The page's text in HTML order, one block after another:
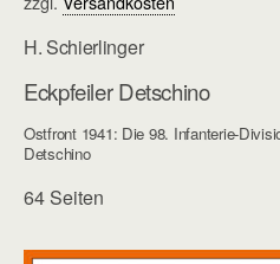
H. Schierlinger
Eckpfeiler Detschino
Ostfront 1941: Die 98. Infanterie-
Detschino
64 Seiten